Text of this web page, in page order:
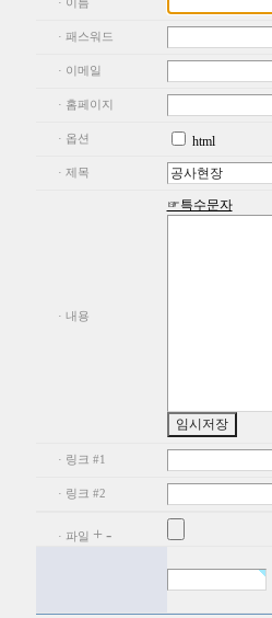
· 패스워드
· 이메일
· 홈페이지
· 옵션 html
· 제목
· 내용
☞특수문자
· 링크 #1
· 링크 #2
· 파일 + -